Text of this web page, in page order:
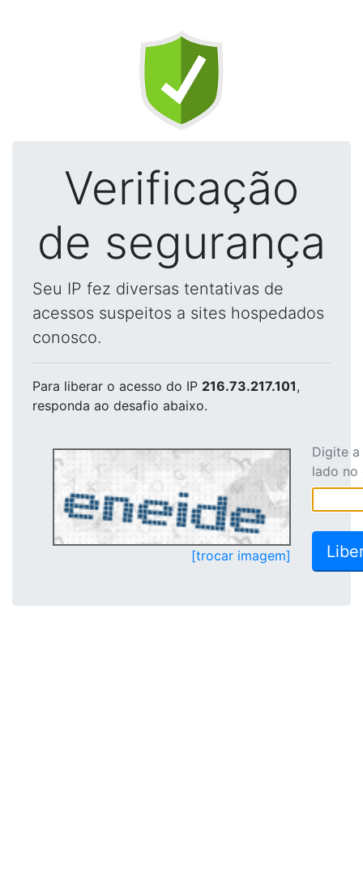
Verificação
de segurança
Seu IP fez diversas tentativas de
acessos suspeitos a sites hospedados
conosco.
Para liberar o acesso do IP 216.73.217.101,
responda ao desafio abaixo.
[trocar imagem]
Digite
lado no